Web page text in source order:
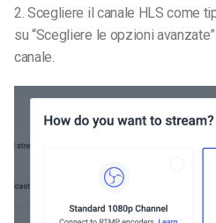
2. Scegliere il canale HLS come
su “Scegliere le opzioni
canale.